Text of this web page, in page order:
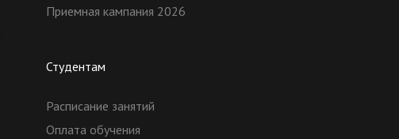
Приемная кампания 2026
Студентам
Расписание занятий
Оплата обучения